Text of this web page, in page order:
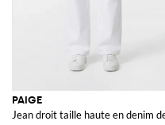
PAIGE
Jean droit taille haute en denim